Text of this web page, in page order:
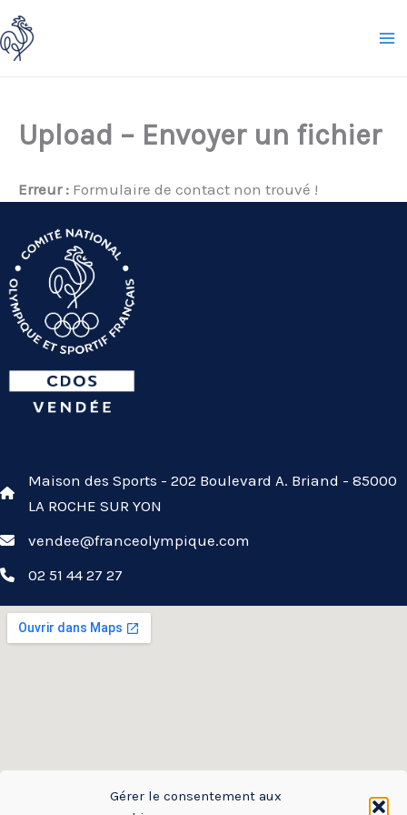
Gérer le consentement aux
Aller
au
contenu
Upload – Envoyer un fichier
Erreur : Formulaire de contact non trouvé !
Maison des Sports - 202 Boulevard A. Briand - 85000
LA ROCHE SUR YON
vendee@franceolympique.com
02 51 44 27 27